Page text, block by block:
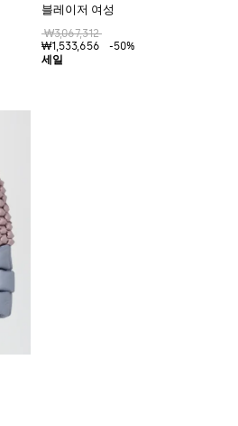
블레이저 여성
₩3,067,312
₩1,533,656
-50%